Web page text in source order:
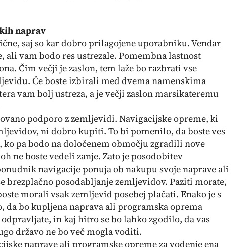
naprav
saj so kar dobro prilagojene uporabniku. Vendar
vam bodo res ustrezale. Pomembna lastnost
Čim večji je zaslon, tem laže bo razbrati vse
Če boste izbirali med dvema namenskima
vam bolj ustreza, a je večji zaslon marsikateremu
podporo z zemljevidi. Navigacijske opreme, ki
ni dobro kupiti. To bi pomenilo, da boste ves
pa bodo na določenem območju zgradili nove
ne boste vedeli zanje. Zato je posodobitev
navigacije ponuja ob nakupu svoje naprave ali
brezplačno posodabljanje zemljevidov. Paziti morate,
morali vsak zemljevid posebej plačati. Enako je s
bo kupljena naprava ali programska oprema
in kaj hitro se bo lahko zgodilo, da vas
državo ne bo več mogla voditi.
naprave ali programske opreme za vodenje ena